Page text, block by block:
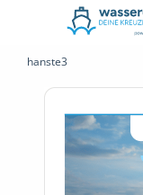
hanste3